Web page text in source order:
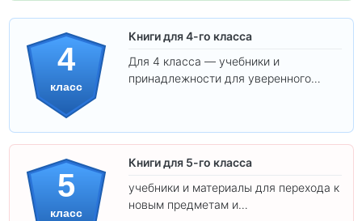
4
класс
Книги для 4-го класса
Для 4 класса — учебники и
принадлежности для уверенного
5
класс
Книги для 5-го класса
учебники и материалы для перехода к
новым предметам и